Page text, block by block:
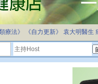
療法》 《自力更新》 袁大明醫生